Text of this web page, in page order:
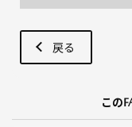
戻る
この